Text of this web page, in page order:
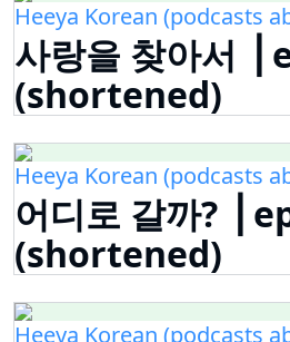
Heeya Korean (podcasts
사랑을 찾아서 ⎟
(shortened)
Heeya Korean (podcasts
어디로 갈까? ⎟
(shortened)
Heeya Korean (podcasts